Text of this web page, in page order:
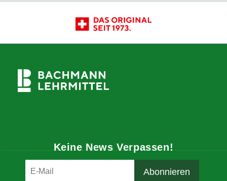
Keine News Verpassen!